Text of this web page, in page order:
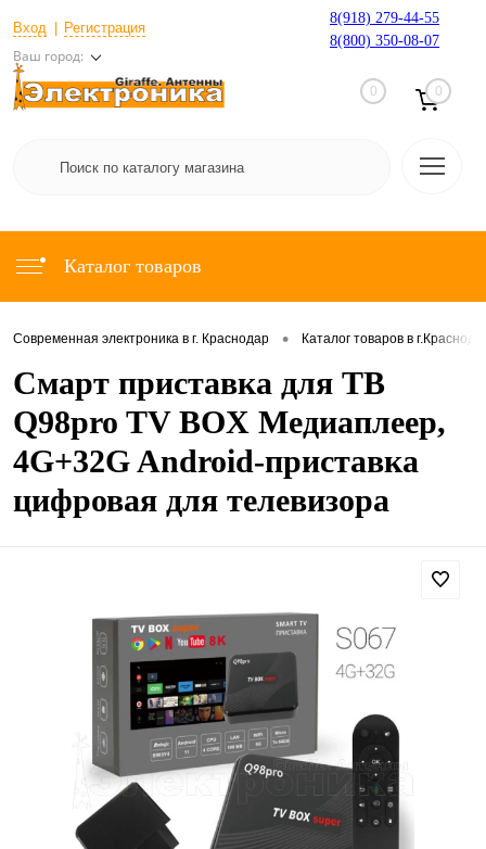
Вход Регистрация
Ваш город:
8(918) 279-44-55
8(800) 350-08-07
0 0
Каталог товаров
Современная электроника в г. Краснодар • Каталог товаров в
Смарт приставка для ТВ
Q98pro TV BOX Медиаплеер,
4G+32G Android-приставка
цифровая для телевизора